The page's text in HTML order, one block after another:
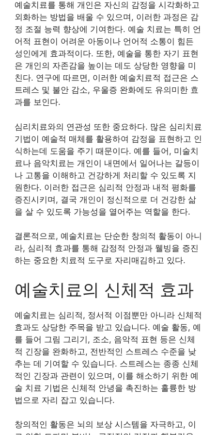
예술치료를 통해 개인은 자신의 감정을 시각화하고
외화하는 방법을 배울 수 있으며, 이러한 과정은 감
정 조절 능력 향상에 기여한다. 예술 치료는 특히 언
어적 표현이 어려운 아동이나 언어적 소통이 힘든
성인에게 효과적이다. 또한, 예술을 통한 자기 표현
은 개인의 자존감을 높이는 데도 상당한 영향을 미
친다. 연구에 따르면, 이러한 예술치료적 접근은 스
트레스 및 불안 감소, 우울증 완화에도 유의미한 효
과를 보인다.
심리치료와의 연관성 또한 중요하다. 많은 심리치료
기법이 예술적 매체를 활용하여 감정을 표현하고 인
식하는데 도움을 주기 때문이다. 예를 들어, 미술치
료나 음악치료는 개인이 내면에서 일어나는 갈등이
나 고통을 이해하고 건강하게 처리할 수 있도록 지
원한다. 이러한 접근은 심리적 안정과 내적 평화를
증진시키며, 결국 개인이 정신적으로 더 건강한 삶
을 살 수 있도록 가능성을 열어주는 역할을 한다.
결론적으로, 예술치료는 단순한 창의적 활동이 아니
라, 심리적 효과를 통해 감정적 안정과 웰빙을 증진
하는 중요한 치료적 도구로 자리매김하고 있다.
예술치료의 신체적 효과
예술치료는 심리적, 정서적 이점뿐만 아니라 신체적
효과도 상당한 주목을 받고 있습니다. 예술 활동, 예
를 들어 그림 그리기, 조소, 음악적 표현 등은 신체
적 긴장을 완화하고, 전반적인 스트레스 수준을 낮
추는 데 기여할 수 있습니다. 스트레스는 종종 신체
적인 긴장과 관련이 있으며, 이를 해소하기 위한 예
술 치료 기법은 신체적 안녕을 촉진하는 훌륭한 방
법으로 자리 잡고 있습니다.
창의적인 활동은 뇌의 보상 시스템을 자극하고, 이